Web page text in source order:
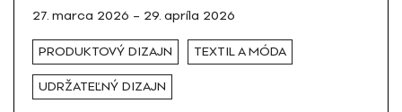
27. marca 2026 – 29. apríla 2026
PRODUKTOVÝ DIZAJN TEXTIL A MÓDA
UDRŽATEĽNÝ DIZAJN